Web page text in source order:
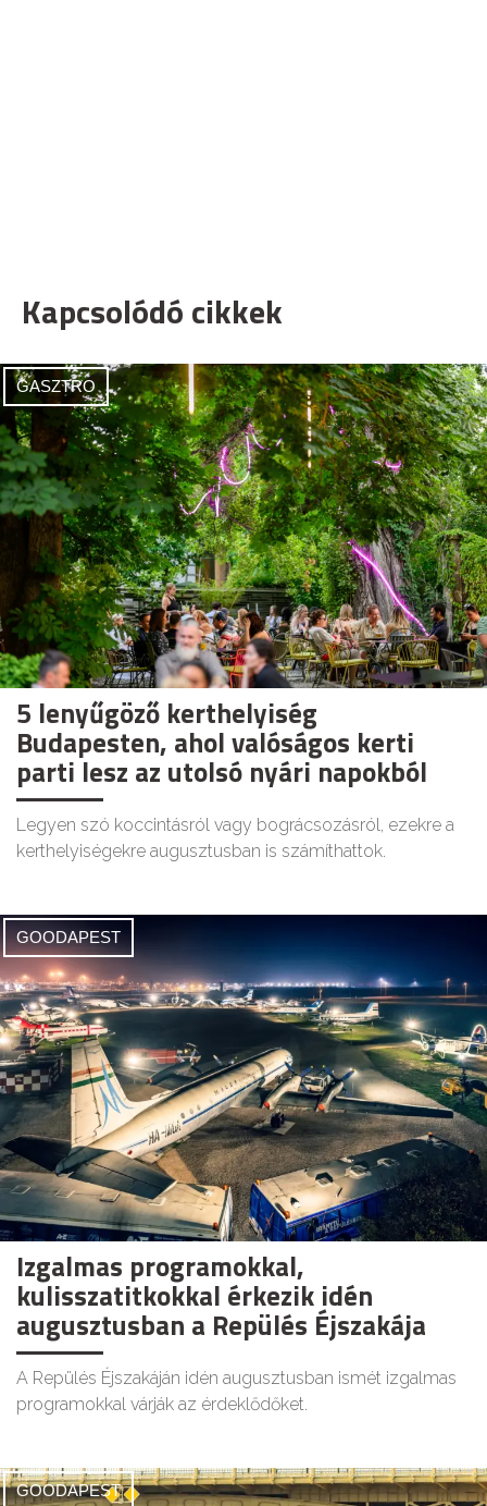
Kapcsolódó cikkek
GASZTRO
5 lenyűgöző kerthelyiség
Budapesten, ahol valóságos kerti
parti lesz az utolsó nyári napokból
Legyen szó koccintásról vagy bográcsozásról, ezekre a
kerthelyiségekre augusztusban is számíthattok.
GOODAPEST
Izgalmas programokkal,
kulisszatitkokkal érkezik idén
augusztusban a Repülés Éjszakája
A Repülés Éjszakáján idén augusztusban ismét izgalmas
programokkal várják az érdeklődőket.
GOODAPEST